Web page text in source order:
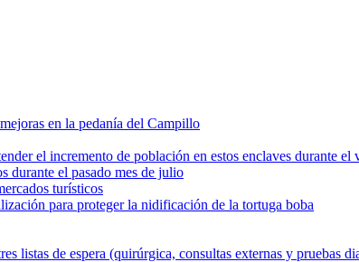
en la pedanía del Campillo
el incremento de población en estos enclaves durante el
durante el pasado mes de julio
turísticos
para proteger la nidificación de la tortuga boba
de espera (quirúrgica, consultas externas y pruebas